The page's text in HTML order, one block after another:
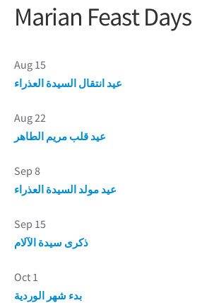
Marian Feast Days
Aug 15
عيد انتقال السيدة العذراء
Aug 22
عيد قلب مريم الطاهر
Sep 8
عيد مولد السيدة العذراء
Sep 15
ذكرى سيدة الآلام
Oct 1
بدء شهر الوردية